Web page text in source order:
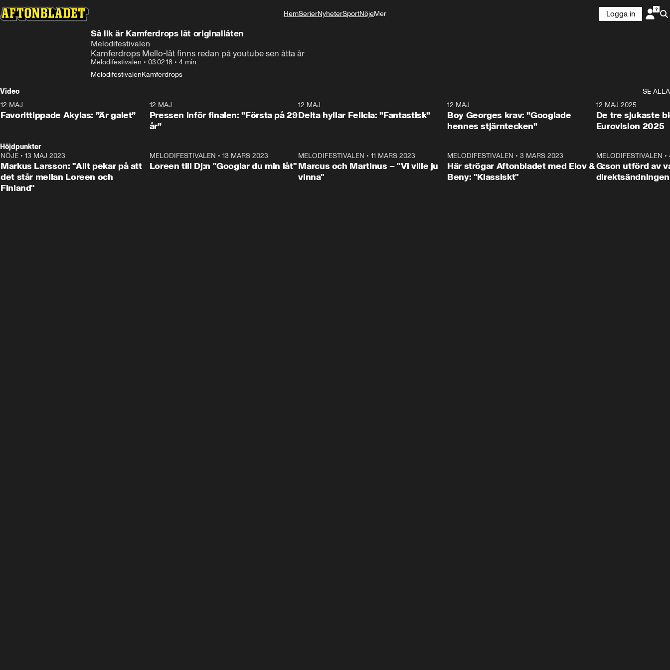
HemSerierNyheterSportNöjeMer
Logga in
Så lik är Kamferdrops låt originallåten
Melodifestivalen
Kamferdrops Mello-låt finns redan på youtube sen åtta år
Melodifestivalen • 03.02.18 • 4 min
MelodifestivalenKamferdrops
Video
SE ALLA
12 MAJ
Favorittippade Akylas: ”Är galet”
0:59
12 MAJ
Pressen inför finalen: ”Första på 29
år”
12 MAJ
Delta hyllar Felicia: ”Fantastisk”
12 MAJ
Boy Georges krav: ”Googlade
hennes stjärntecken”
12 MAJ 2025
De tre sjukaste
Eurovision 2025
Höjdpunkter
NÖJE • 13 MAJ 2023
Markus Larsson: "Allt pekar på att
det står mellan Loreen och
Finland"
MELODIFESTIVALEN • 13 MARS 2023
Loreen till Dj:n "Googlar du min låt"
MELODIFESTIVALEN •11 MARS 2023
Marcus och Martinus – "Vi ville ju
vinna"
MELODIFESTIVALEN • 3 MARS 2023
Här strögar Aftonbladet med Elov &
Beny: "Klassiskt"
MELODIFESTIVALEN •
G:son utförd av
direktsändningen